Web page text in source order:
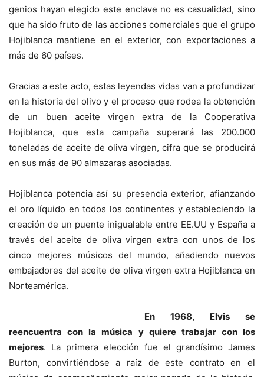
genios hayan elegido este enclave no es casualidad, sino
que ha sido fruto de las acciones comerciales que el grupo
Hojiblanca mantiene en el exterior, con exportaciones a
más de 60 países.
Gracias a este acto, estas leyendas vidas van a profundizar
en la historia del olivo y el proceso que rodea la obtención
de un buen aceite virgen extra de la Cooperativa
Hojiblanca, que esta campaña superará las 200.000
toneladas de aceite de oliva virgen, cifra que se producirá
en sus más de 90 almazaras asociadas.
Hojiblanca potencia así su presencia exterior, afianzando
el oro líquido en todos los continentes y estableciendo la
creación de un puente inigualable entre EE.UU y España a
través del aceite de oliva virgen extra con unos de los
cinco mejores músicos del mundo, añadiendo nuevos
embajadores del aceite de oliva virgen extra Hojiblanca en
Norteamérica.
En 1968, Elvis se
reencuentra con la música y quiere trabajar con los
mejores. La primera elección fue el grandísimo James
Burton, convirtiéndose a raíz de este contrato en el